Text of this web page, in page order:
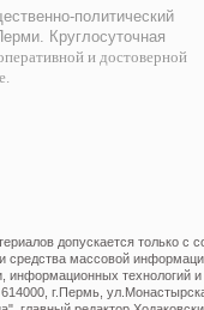
политический
Круглосуточная
и достоверной
допускается только с
средства массовой
информационных технологий
г.Пермь,